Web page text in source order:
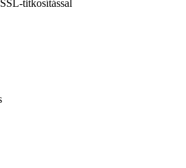
SSL-titkosítással